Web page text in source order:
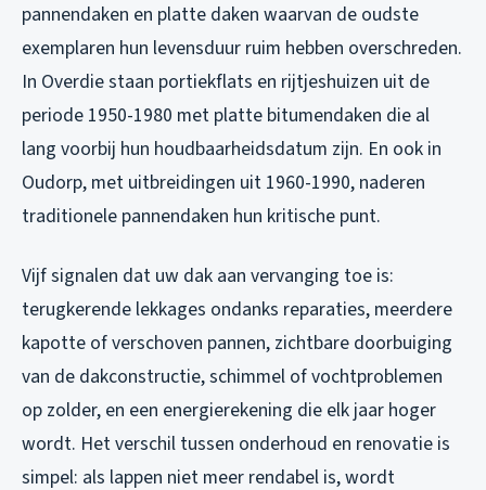
pannendaken en platte daken waarvan de oudste
exemplaren hun levensduur ruim hebben overschreden.
In Overdie staan portiekflats en rijtjeshuizen uit de
periode 1950-1980 met platte bitumendaken die al
lang voorbij hun houdbaarheidsdatum zijn. En ook in
Oudorp, met uitbreidingen uit 1960-1990, naderen
traditionele pannendaken hun kritische punt.
Vijf signalen dat uw dak aan vervanging toe is:
terugkerende lekkages ondanks reparaties, meerdere
kapotte of verschoven pannen, zichtbare doorbuiging
van de dakconstructie, schimmel of vochtproblemen
op zolder, en een energierekening die elk jaar hoger
wordt. Het verschil tussen onderhoud en renovatie is
simpel: als lappen niet meer rendabel is, wordt